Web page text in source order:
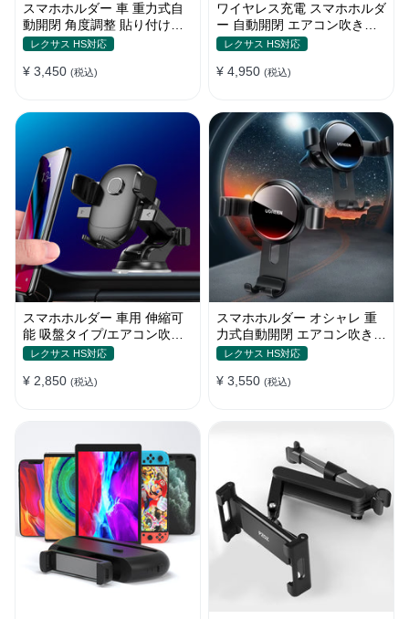
スマホホルダー 車 重力式自
動開閉 角度調整 貼り付けタ
イプ 片手操作 多機種対応
レクサス HS対応
¥ 3,450 (税込)
ワイヤレス充電 スマホホルダ
ー 自動開閉 エアコン吹き出
し口式 全機種 車
レクサス HS対応
¥ 4,950 (税込)
スマホホルダー 車用 伸縮可
能 吸盤タイプ/エアコン吹き
出し口 角度調整 片手操作 全
レクサス HS対応
¥ 2,850 (税込)
スマホホルダー オシャレ 重
力式自動開閉 エアコン吹き出
し口用 片手操作 全機種 車
レクサス HS対応
¥ 3,550 (税込)